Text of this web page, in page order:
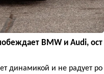
BMW и Audi, ост
динамикой и не радует ро